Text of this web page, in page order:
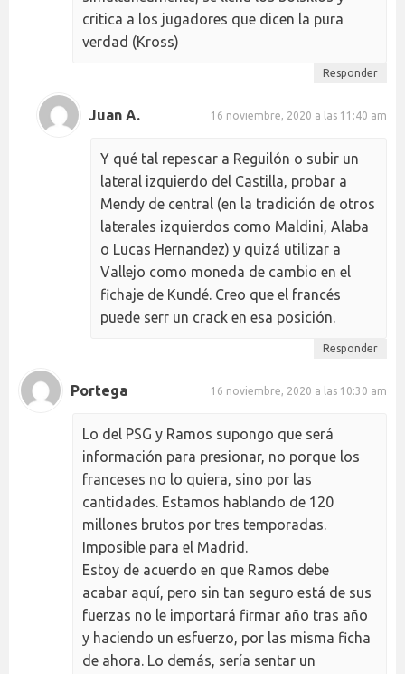
critica a los jugadores que dicen la pura
verdad (Kross)
Responder
Juan A. 16 noviembre, 2020 a las 11:40 am
Y qué tal repescar a Reguilón o subir un
lateral izquierdo del Castilla, probar a
Mendy de central (en la tradición de otros
laterales izquierdos como Maldini, Alaba
o Lucas Hernandez) y quizá utilizar a
Vallejo como moneda de cambio en el
fichaje de Kundé. Creo que el francés
puede serr un crack en esa posición.
Responder
Portega 16 noviembre, 2020 a las 10:30 am
Lo del PSG y Ramos supongo que será
información para presionar, no porque los
franceses no lo quiera, sino por las
cantidades. Estamos hablando de 120
millones brutos por tres temporadas.
Imposible para el Madrid.
Estoy de acuerdo en que Ramos debe
acabar aquí, pero sin tan seguro está de sus
fuerzas no le importará firmar año tras año
y haciendo un esfuerzo, por las misma ficha
de ahora. Lo demás, sería sentar un